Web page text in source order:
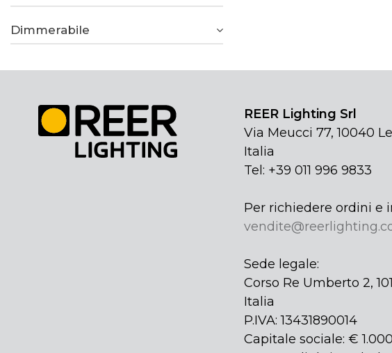
Dimmerabile
REER Lighting Srl
Via Meucci 77, 10040
Italia
Tel: +39 011 996 9833
Per richiedere ordini e
Sede legale:
Corso Re Umberto 2,
Italia
P.IVA: 13431890014
Capitale sociale: €